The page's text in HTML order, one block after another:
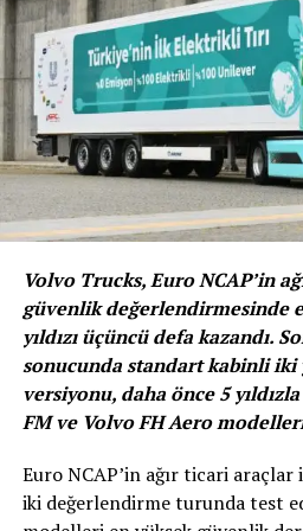
buluşturabiliyoruz” şeklinde
Yeni Suzuki Swift Hibrit
Sahip olduğu akıllı hibrit
severleri yenilikçi ürünlerle
araç sahibi olmak isteyen
Volvo Trucks, Euro NCAP’in
güvenlik değerlendirmesinde
yıldızı üçüncü defa kazandı.
sonucunda standart kabinli iki
versiyonu, daha önce 5
FM ve Volvo FH Aero modelleri
Euro NCAP’in ağır ticari
iki değerlendirme turunda test